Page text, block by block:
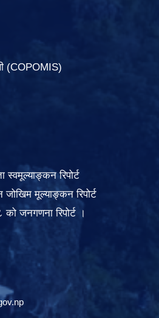
(COPOMIS)
स्वमूल्याङ्कन रिपोर्ट
जोखिम मूल्याङ्कन रिपोर्ट
को जनगणना रिपोर्ट ।